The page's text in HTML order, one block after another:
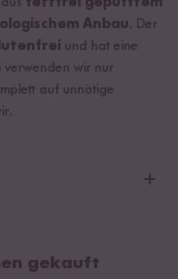
Anbau. Der
und hat eine
wir nur
auf unnötige
gekauft